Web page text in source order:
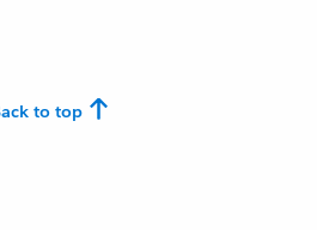
to top